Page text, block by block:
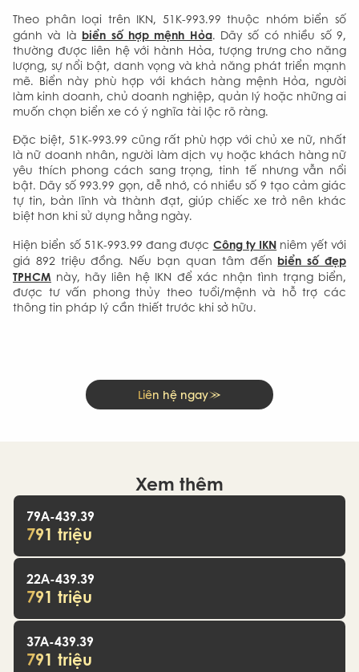
Theo phân loại trên IKN, 51K-993.99 thuộc nhóm biển số
gánh và là biển số hợp mệnh Hỏa. Dãy số có nhiều số 9,
thường được liên hệ với hành Hỏa, tượng trưng cho năng
lượng, sự nổi bật, danh vọng và khả năng phát triển mạnh
mẽ. Biển này phù hợp với khách hàng mệnh Hỏa, người
làm kinh doanh, chủ doanh nghiệp, quản lý hoặc những ai
muốn chọn biển xe có ý nghĩa tài lộc rõ ràng.
Đặc biệt, 51K-993.99 cũng rất phù hợp với chủ xe nữ, nhất
là nữ doanh nhân, người làm dịch vụ hoặc khách hàng nữ
yêu thích phong cách sang trọng, tinh tế nhưng vẫn nổi
bật. Dãy số 993.99 gọn, dễ nhớ, có nhiều số 9 tạo cảm giác
tự tin, bản lĩnh và thành đạt, giúp chiếc xe trở nên khác
biệt hơn khi sử dụng hằng ngày.
Hiện biển số 51K-993.99 đang được Công ty IKN niêm yết với
giá 892 triệu đồng. Nếu bạn quan tâm đến biển số đẹp
TPHCM này, hãy liên hệ IKN để xác nhận tình trạng biển,
được tư vấn phong thủy theo tuổi/mệnh và hỗ trợ các
thông tin pháp lý cần thiết trước khi sở hữu.
Liên hệ ngay
Xem thêm
79A-439.39
791 triệu
22A-439.39
791 triệu
37A-439.39
791 triệu